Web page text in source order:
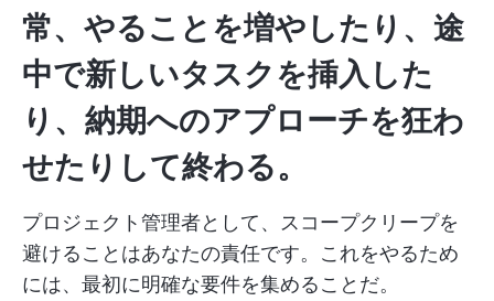
常、やることを増やしたり、途
中で新しいタスクを挿入した
り、納期へのアプローチを狂わ
せたりして終わる。
プロジェクト管理者として、スコープクリープを
避けることはあなたの責任です。これをやるため
には、最初に明確な要件を集めることだ。